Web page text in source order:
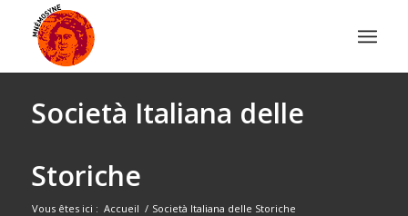
Società Italiana delle
Storiche
Vous êtes ici : Accueil / Società Italiana delle Storiche